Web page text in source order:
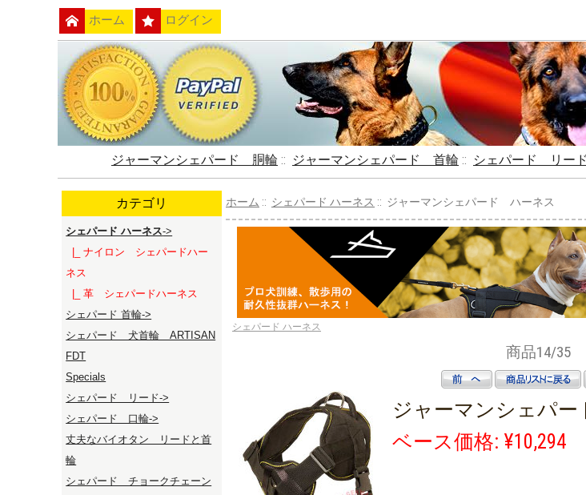
ホーム ログイン
ジャーマンシェパード 胴輪 :: ジャーマンシェパード 首輪 :: シェパード リード
カテゴリ
シェパード ハーネス->
|_ ナイロン シェパードハー
ネス
|_ 革 シェパードハーネス
シェパード 首輪->
シェパード 犬首輪 ARTISAN
FDT
Specials
シェパード リード->
シェパード 口輪->
丈夫なバイオタン リードと首
輪
シェパード チョークチェーン
ホーム :: シェパード ハーネス :: ジャーマンシェパード ハーネス
シェパード ハーネス
商品14/35
ジャーマンシェパ
ベース価格: ¥10,294